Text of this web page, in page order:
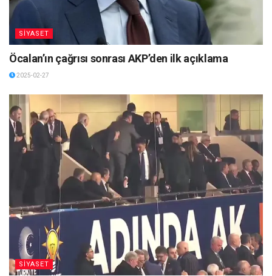
SİYASET
Öcalan’ın çağrısı sonrası AKP’den ilk açıklama
2025-02-27
SİYASET